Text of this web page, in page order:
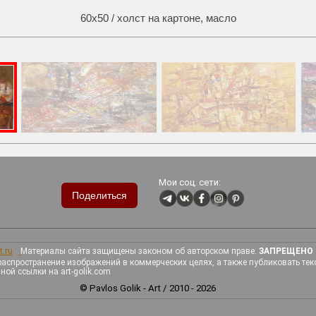
60х50 / холст на картоне, масло
Поделиться
Мои соц. сети:
Материалы сайта защищены законом об авторском праве. ЗАПРЕЩЕНО
изображений в коммерческих целях, а также публиковать
ссылки на art-golik.com
© Pavlos Golik - Art / 2010 - 2026